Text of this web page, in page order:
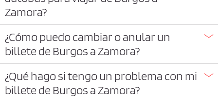
Zamora?
¿Cómo puedo cambiar o anular un
billete de Burgos a Zamora?
¿Qué hago si tengo un problema con mi
billete de Burgos a Zamora?